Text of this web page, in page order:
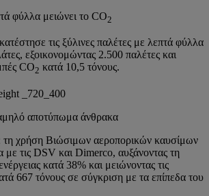
φύλλα μειώνει το CO2
τις ξύλινες παλέτες με λεπτά φύλλα
εξοικονομώντας 2.500 παλέτες και
CO2 κατά 10,5 τόνους.
αποτύπωμα άνθρακα
τη χρήση Βιώσιμων αεροπορικών καυσίμων
τις DSV και Dimerco, αυξάνοντας τη
κατά 38% και μειώνοντας τις
667 τόνους σε σύγκριση με τα επίπεδα του